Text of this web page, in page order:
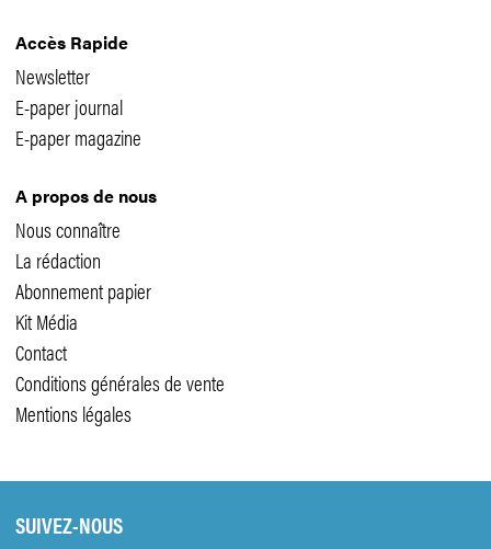
Accès Rapide
Newsletter
E-paper journal
E-paper magazine
A propos de nous
Nous connaître
La rédaction
Abonnement papier
Kit Média
Contact
Conditions générales de vente
Mentions légales
SUIVEZ-NOUS